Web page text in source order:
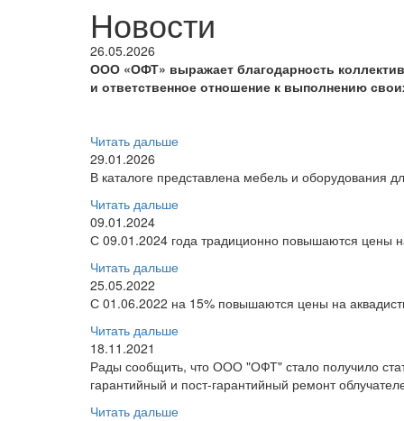
Новости
26.05.2026
ООО «ОФТ» выражает благодарность
и ответственное отношение к выполнению
Читать дальше
29.01.2026
В каталоге представлена мебель и оборудования
Читать дальше
09.01.2024
С 09.01.2024 года традиционно повышаются цены
Читать дальше
25.05.2022
С 01.06.2022 на 15% повышаются цены на
Читать дальше
18.11.2021
Рады сообщить, что ООО "ОФТ" стало получило
гарантийный и пост-гарантийный ремонт
Читать дальше